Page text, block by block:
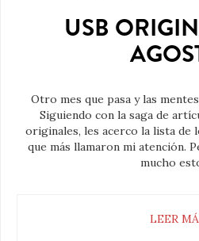
USB
Otro mes que pasa y las
Siguiendo con la saga de
originales, les acerco la lista de
que más llamaron mi atención.
mucho
LEER